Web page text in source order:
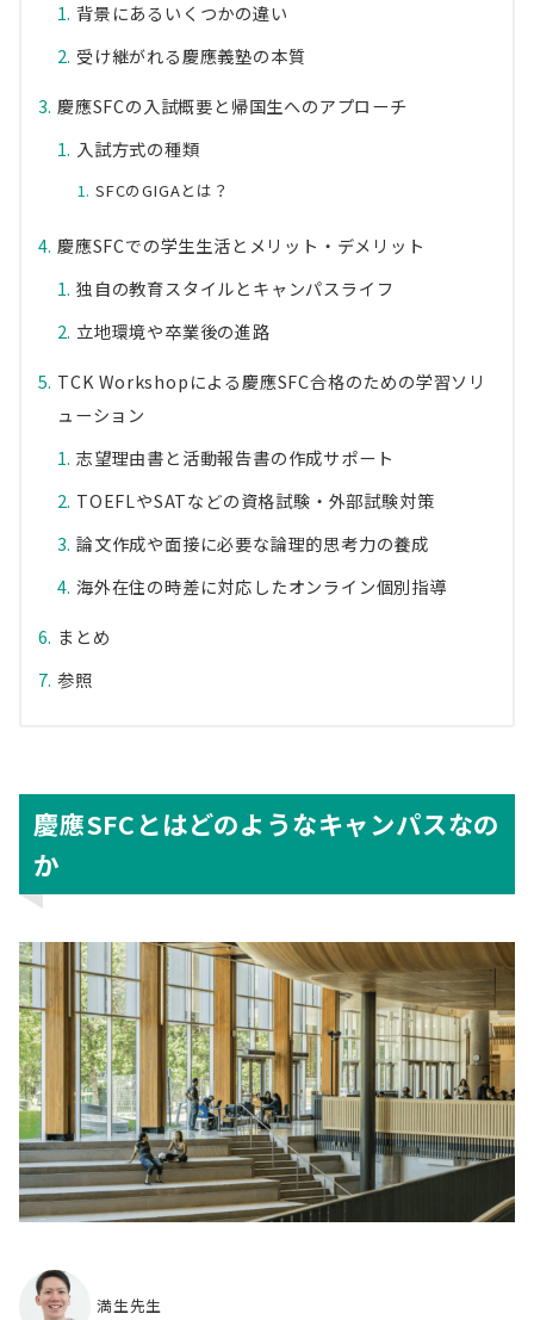
背景にあるいくつかの違い
受け継がれる慶應義塾の本質
慶應SFCの入試概要と帰国生へのアプローチ
入試方式の種類
SFCのGIGAとは？
慶應SFCでの学生生活とメリット・デメリット
独自の教育スタイルとキャンパスライフ
立地環境や卒業後の進路
TCK Workshopによる慶應SFC合格のための学習ソリ
ューション
志望理由書と活動報告書の作成サポート
TOEFLやSATなどの資格試験・外部試験対策
論文作成や面接に必要な論理的思考力の養成
海外在住の時差に対応したオンライン個別指導
まとめ
参照
慶應SFCとはどのようなキャンパスなの
か
満生先生